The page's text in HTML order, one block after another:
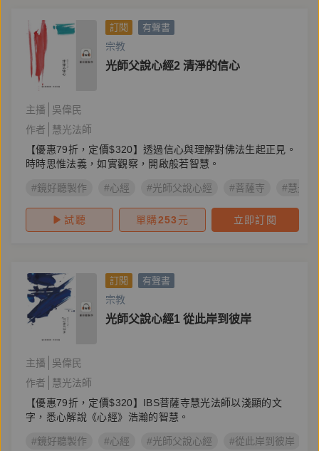
訂閱 有聲書
宗教
光師父說心經2 清淨的信心
主播
吳偉民
作者
慧光法師
【優惠79折，定價$320】透過信心與理解對佛法生起正見。
時時思惟法義，如實觀察，開啟般若智慧。
#鏡好聽製作 #心經 #光師父說心經 #菩薩寺 #慧光
試聽 單購253 元 立即訂閱
訂閱 有聲書
宗教
光師父說心經1 從此岸到彼岸
主播
吳偉民
作者
慧光法師
【優惠79折，定價$320】IBS菩薩寺慧光法師以淺顯的文
字，悉心解說《心經》浩瀚的智慧。
#鏡好聽製作 #心經 #光師父說心經 #從此岸到彼岸